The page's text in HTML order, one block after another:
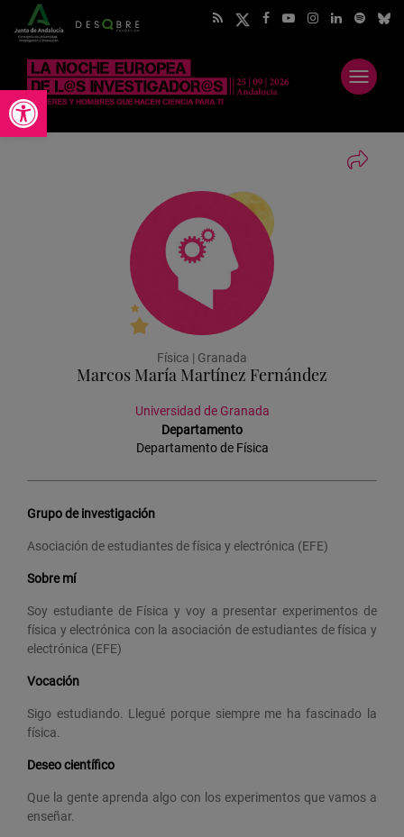
Abrir barra de herramientas
Abrir
menú
Física | Granada
Marcos María Martínez Fernández
Universidad de Granada
Departamento
Departamento de Física
Grupo de investigación
Asociación de estudiantes de física y electrónica (EFE)
Sobre mí
Soy estudiante de Física y voy a presentar experimentos de
física y electrónica con la asociación de estudiantes de física y
electrónica (EFE)
Vocación
Sigo estudiando. Llegué porque siempre me ha fascinado la
física.
Deseo científico
Que la gente aprenda algo con los experimentos que vamos a
enseñar.